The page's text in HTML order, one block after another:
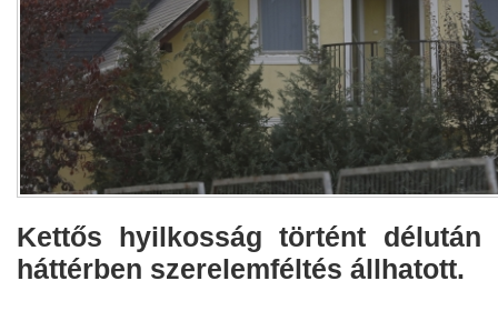
Kettős hyilkosság történt délután
háttérben szerelemféltés állhatott.